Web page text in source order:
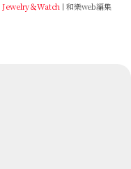
Jewelry＆Watch
和樂web編集